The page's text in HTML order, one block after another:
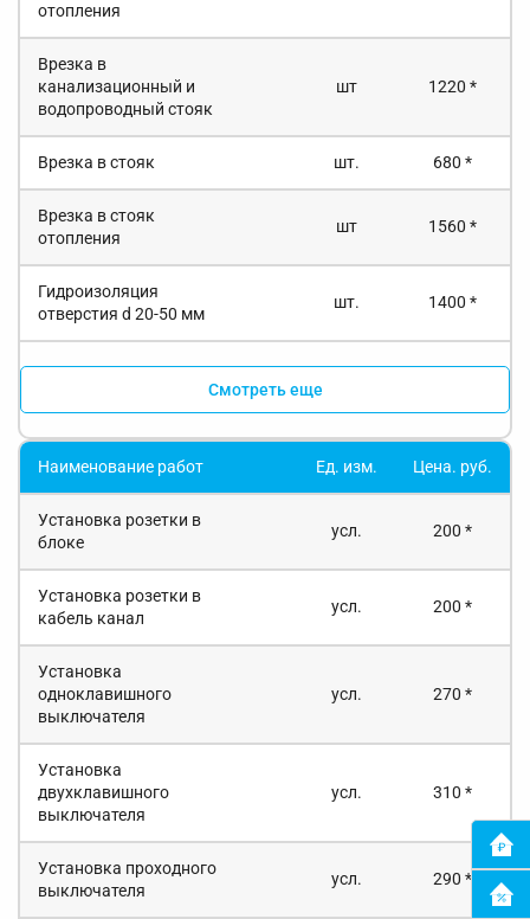
отопления
Врезка в
канализационный и
водопроводный стояк
шт 1220 *
Врезка в стояк шт. 680 *
Врезка в стояк
отопления
шт 1560 *
Гидроизоляция
отверстия d 20-50 мм
шт. 1400 *
Смотреть еще
Наименование работ Ед. изм. Цена. руб.
Установка розетки в
блоке
усл. 200 *
Установка розетки в
кабель канал
усл. 200 *
Установка
одноклавишного
выключателя
усл. 270 *
Установка
двухклавишного
выключателя
усл. 310 *
Установка проходного
выключателя
усл. 290 *